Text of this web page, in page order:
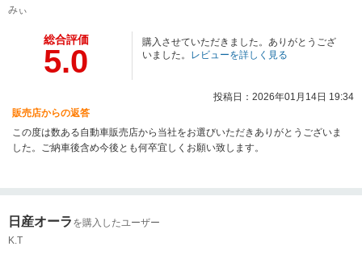
みぃ
総合評価
5.0
購入させていただきました。ありがとうござ
いました。 レビューを詳しく見る
投稿日：2026年01月14日 19:34
販売店からの返答
この度は数ある自動車販売店から当社をお選びいただきありがとうございま
した。ご納車後含め今後とも何卒宜しくお願い致します。
日産オーラ を購入したユーザー
K.T